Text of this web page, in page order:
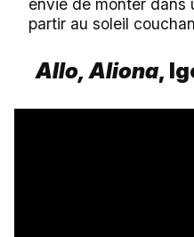
envie de monter dans
partir au soleil
Allo, Aliona,